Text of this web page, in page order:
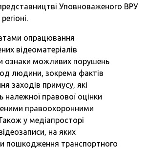
Уповноваженого ВРУ
опрацювання
відеоматеріалів
ознаки можливих порушень
людини, зокрема фактів
заходів примусу, які
належної правової оцінки
правоохоронними
у медіапросторі
на яких
пошкодження транспортного